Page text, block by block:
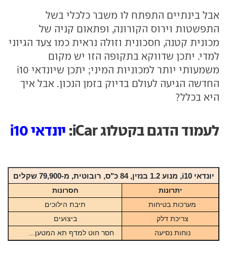
אבל בינתיים התפתח לו משבר כלכלי בשל
התפשטות וירוס הקורונה, ופתאום קניה של
מכונית קטנה, חסכונית וזולה נראית כמו צעד הגיוני
למדי. יתכן שדווקא בתקופה הזו יש מקום
משמעותי יותר למכוניות המיני; יתכן שיונדאי i10
החדשה הגיעה לעולם בדיוק בזמן הנכון. אבל איך
היא בכלל?
לעמוד הדגם בקטלוג iCar: יונדאי i10
יונדאי i10, מנוע 1.2 בנזין, 84 כ"ס, רובוטית, מ-79,900 שקלים
יתרונות
חסרונות
מערכות בטיחות
תיבת הילוכים
צריכת דלק
ביצועים
נוחות נסיעה
חסר חוט למדף תא המטען...